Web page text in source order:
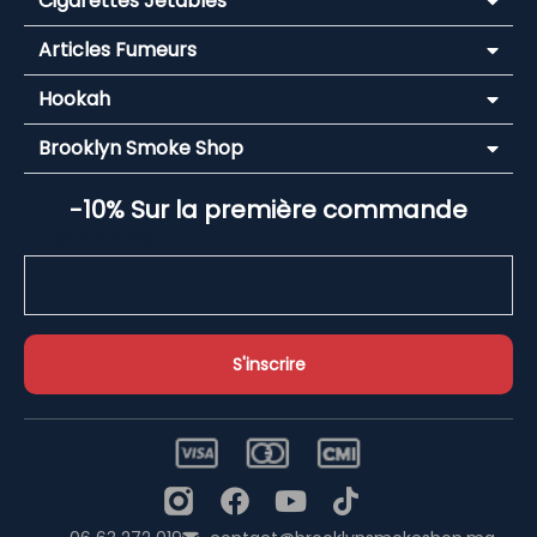
Articles Fumeurs
Hookah
Brooklyn Smoke Shop
-10% Sur la première commande